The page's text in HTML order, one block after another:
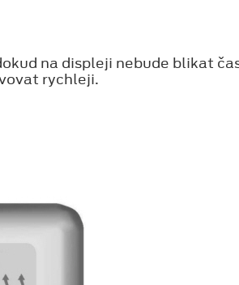
na displeji nebude blikat
rychleji.